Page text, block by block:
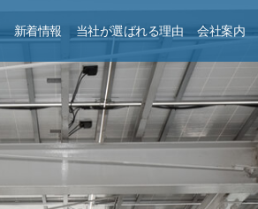
新着情報 当社が選ばれる理由 会社案内